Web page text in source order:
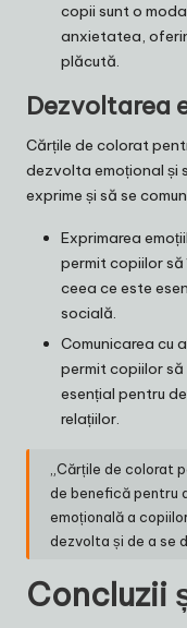
copii sunt o
anxietatea,
plăcută.
Dezvoltarea
Cărțile de colorat
dezvolta emoțional și
exprime și să se
Exprimarea
permit copiilor să
ceea ce este
socială.
Comunicarea cu
permit copiilor să
esențial pentru
relațiilor.
„Cărțile de colorat
de benefică pentru
emoțională a
dezvolta și de a se
Concluzii